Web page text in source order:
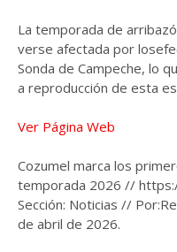
La temporada de
verse afectada por
Sonda de Campeche, lo
a reproducción de esta
Ver Página Web
Cozumel marca los
temporada 2026 //
Sección: Noticias //
de abril de 2026.